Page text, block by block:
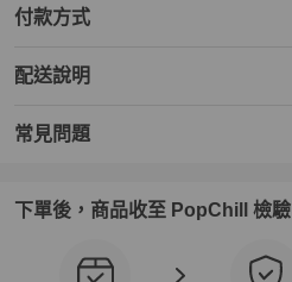
付款方式
配送說明
常見問題
下單後，商品收至 PopChill 檢驗